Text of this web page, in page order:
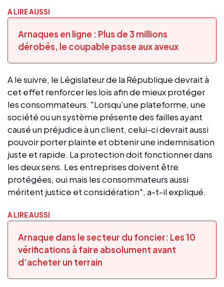
A LIRE AUSSI
Arnaques en ligne : Plus de 3 millions
dérobés, le coupable passe aux aveux
A le suivre, le Législateur de la République devrait à
cet effet renforcer les lois afin de mieux protéger
les consommateurs. "Lorsqu'une plateforme, une
société ou un système présente des failles ayant
causé un préjudice à un client, celui-ci devrait aussi
pouvoir porter plainte et obtenir une indemnisation
juste et rapide. La protection doit fonctionner dans
les deux sens. Les entreprises doivent être
protégées, oui mais les consommateurs aussi
méritent justice et considération", a-t-il expliqué.
A LIRE AUSSI
Arnaque dans le secteur du foncier: Les 10
vérifications à faire absolument avant
d’acheter un terrain